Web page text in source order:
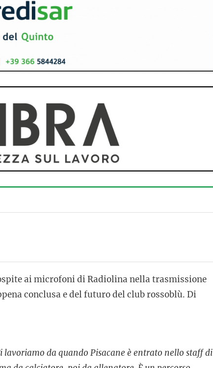
ai microfoni di Radiolina nella trasmissione
conclusa e del futuro del club rossoblù. Di
lavoriamo da quando Pisacane è entrato nello staff di